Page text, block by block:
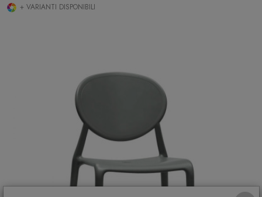
+ VARIANTI DISPONIBILI